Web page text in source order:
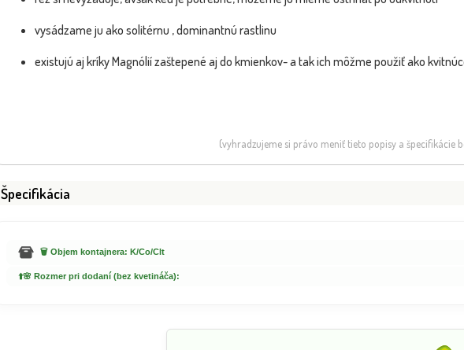
vysádzame ju ako solitérnu , dominantnú rastlinu
existujú aj kríky Magnólií zaštepené aj do kmienkov- a tak ich môžme použiť ako
(vyhradzujeme si právo meniť tieto popisy a špecifikácie
Špecifikácia
🗑️ Objem kontajnera: K/Co/Clt
⬆️🌸 Rozmer pri dodaní (bez kvetináča):